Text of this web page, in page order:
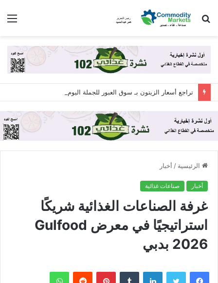
بحث
الرئيسية / أخبار
أخبار صناعات غذائية
غرفة الصناعات الغذائية شريكًا
استراتيجيًا في معرض Gulfood
2026 بدبي
فيسبوك تويتر لينكدإن بينتيريست واتساب